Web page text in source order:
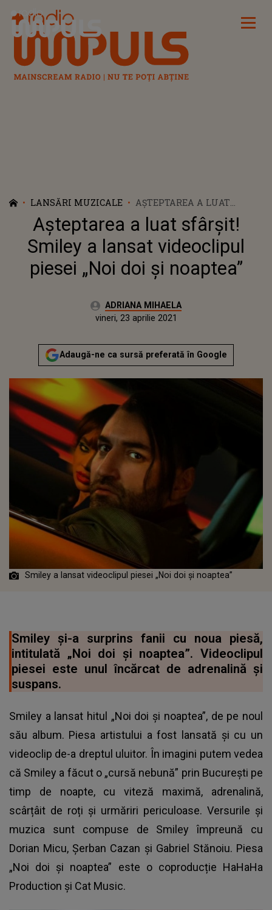
Radio Impuls
LANSĂRI MUZICALE
AȘTEPTAREA A LUAT
SFÂRȘIT! SMILEY A LANSAT
VIDEOCLIPUL PIESEI „NOI
DOI ȘI NOAPTEA”
Așteptarea a luat sfârșit!
Smiley a lansat videoclipul
piesei „Noi doi și noaptea”
Autor:ADRIANA MIHAELA
Actualizat:
vineri, 23 aprilie 2021
Adaugă-ne ca sursă preferată în Google
Smiley a lansat videoclipul piesei „Noi doi și noaptea”
Smiley și-a surprins fanii cu noua piesă,
intitulată „Noi doi și noaptea”. Videoclipul
piesei este unul încărcat de adrenalină și
suspans.
Smiley a lansat hitul „Noi doi și noaptea”, de pe noul
său album. Piesa artistului a fost lansată și cu un
videoclip de-a dreptul uluitor. În imagini putem vedea
că Smiley a făcut o „cursă nebună” prin București pe
timp de noapte, cu viteză maximă, adrenalină,
scârțâit de roți și urmăriri periculoase. Versurile și
muzica sunt compuse de Smiley împreună cu
Dorian Micu, Șerban Cazan și Gabriel Stănoiu. Piesa
„Noi doi și noaptea” este o coproducție HaHaHa
Production și Cat Music.